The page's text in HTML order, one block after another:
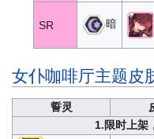
SR 暗
女仆咖啡厅主题皮
誓灵
1.限时上架